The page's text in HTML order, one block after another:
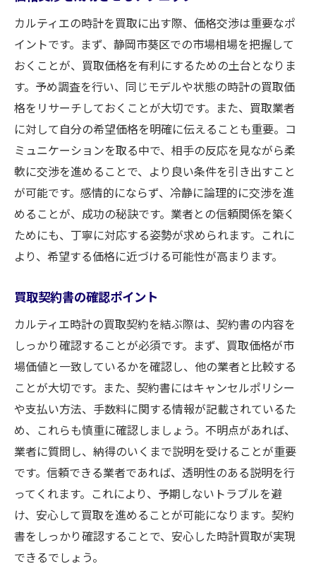
カルティエの時計を買取に出す際、価格交渉は重要なポ
イントです。まず、静岡市葵区での市場相場を把握して
おくことが、買取価格を有利にするための土台となりま
す。予め調査を行い、同じモデルや状態の時計の買取価
格をリサーチしておくことが大切です。また、買取業者
に対して自分の希望価格を明確に伝えることも重要。コ
ミュニケーションを取る中で、相手の反応を見ながら柔
軟に交渉を進めることで、より良い条件を引き出すこと
が可能です。感情的にならず、冷静に論理的に交渉を進
めることが、成功の秘訣です。業者との信頼関係を築く
ためにも、丁寧に対応する姿勢が求められます。これに
より、希望する価格に近づける可能性が高まります。
買取契約書の確認ポイント
カルティエ時計の買取契約を結ぶ際は、契約書の内容を
しっかり確認することが必須です。まず、買取価格が市
場価値と一致しているかを確認し、他の業者と比較する
ことが大切です。また、契約書にはキャンセルポリシー
や支払い方法、手数料に関する情報が記載されているた
め、これらも慎重に確認しましょう。不明点があれば、
業者に質問し、納得のいくまで説明を受けることが重要
です。信頼できる業者であれば、透明性のある説明を行
ってくれます。これにより、予期しないトラブルを避
け、安心して買取を進めることが可能になります。契約
書をしっかり確認することで、安心した時計買取が実現
できるでしょう。